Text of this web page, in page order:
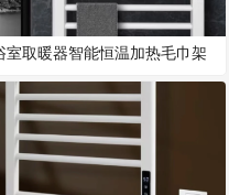
室取暖器智能恒温加热毛巾架